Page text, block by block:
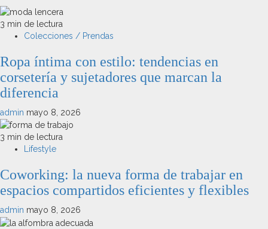
3 min de lectura
Colecciones / Prendas
Ropa íntima con estilo: tendencias en
corsetería y sujetadores que marcan la
diferencia
admin mayo 8, 2026
3 min de lectura
Lifestyle
Coworking: la nueva forma de trabajar en
espacios compartidos eficientes y flexibles
admin mayo 8, 2026